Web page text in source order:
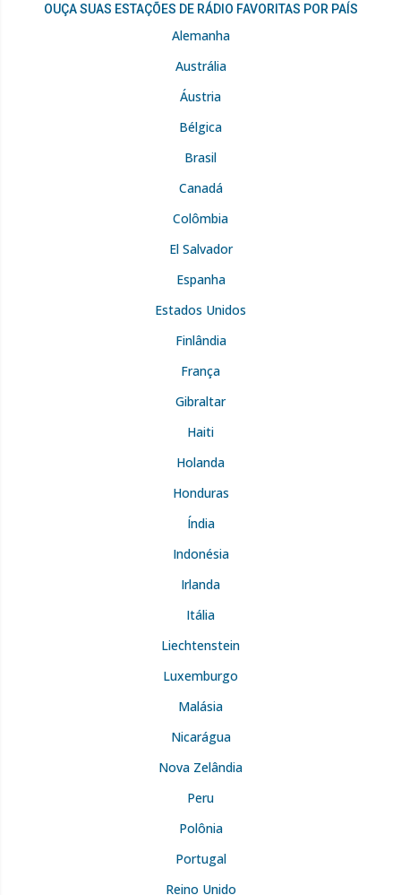
OUÇA SUAS ESTAÇÕES DE RÁDIO FAVORITAS POR PAÍS
Alemanha
Austrália
Áustria
Bélgica
Brasil
Canadá
Colômbia
El Salvador
Espanha
Estados Unidos
Finlândia
França
Gibraltar
Haiti
Holanda
Honduras
Índia
Indonésia
Irlanda
Itália
Liechtenstein
Luxemburgo
Malásia
Nicarágua
Nova Zelândia
Peru
Polônia
Portugal
Reino Unido